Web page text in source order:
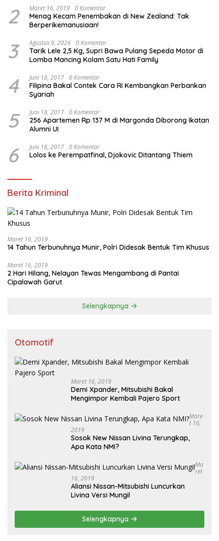
2 Maret 16, 2019 0 Komentar
Menag Kecam Penembakan di New Zealand: Tak
Berperikemanusiaan!
3 Agustus 9, 2026 0 Komentar
Tarik Lele 2,5 Kg, Supri Bawa Pulang Sepeda Motor di
Lomba Mancing Kolam Satu Hati Family
4 Juni 18, 2017 0 Komentar
Filipina Bakal Contek Cara RI Kembangkan Perbankan
Syariah
5 Juni 18, 2017 0 Komentar
256 Apartemen Rp 137 M di Margonda Diborong Ikatan
Alumni UI
6 Juni 18, 2017 0 Komentar
Lolos ke Perempatfinal, Djokovic Ditantang Thiem
Berita Kriminal
Maret 16, 2019
14 Tahun Terbunuhnya Munir, Polri Didesak Bentuk Tim Khusus
Maret 16, 2019
2 Hari Hilang, Nelayan Tewas Mengambang di Pantai
Cipalawah Garut
Selengkapnya
Otomotif
Maret 16, 2019
Demi Xpander, Mitsubishi Bakal
Mengimpor Kembali Pajero Sport
Mare
T 16,
2019
Sosok New Nissan Livina Terungkap,
Apa Kata NMI?
Ma
Ret
16, 2019
Aliansi Nissan-Mitsubishi Luncurkan
Livina Versi Mungil
Selengkapnya